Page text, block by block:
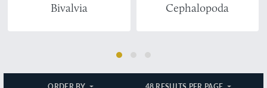
Bivalvia Cephalopoda